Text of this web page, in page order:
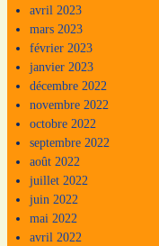
avril 2023
mars 2023
février 2023
janvier 2023
décembre 2022
novembre 2022
octobre 2022
septembre 2022
août 2022
juillet 2022
juin 2022
mai 2022
avril 2022